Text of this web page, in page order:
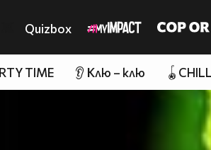
Quizbox
TIME 👂 Клю – клю